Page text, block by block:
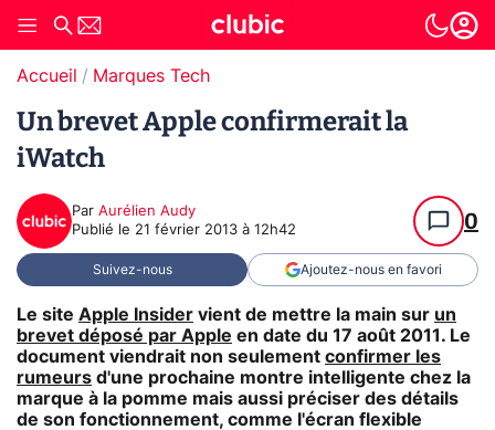
Accueil Marques Tech
Un brevet Apple confirmerait la
iWatch
Par Aurélien Audy
Publié le 21 février 2013 à 12h42 0
Suivez-nous Ajoutez-nous en favori
Le site Apple Insider vient de mettre la main sur un
brevet déposé par Apple en date du 17 août 2011. Le
document viendrait non seulement confirmer les
rumeurs d'une prochaine montre intelligente chez la
marque à la pomme mais aussi préciser des détails
de son fonctionnement, comme l'écran flexible